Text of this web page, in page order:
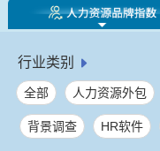
行业类别 
全部 人力资源外包
背景调查 HR软件